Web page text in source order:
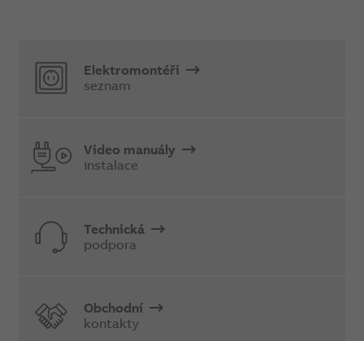
Elektromontéři
seznam
Video manuály
instalace
Technická
podpora
Obchodní
kontakty